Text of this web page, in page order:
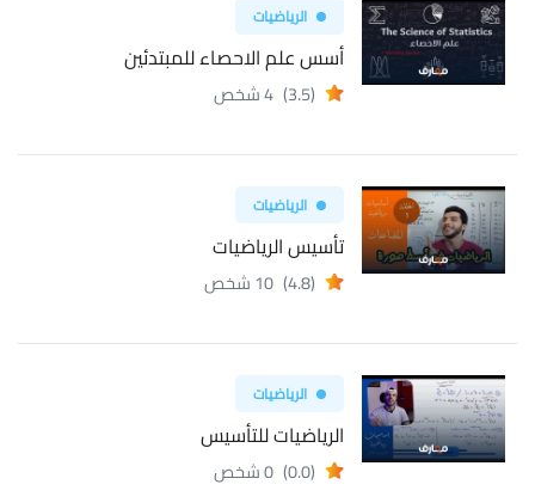
الرياضيات
أسس علم الاحصاء للمبتدئين
(3.5) 4 شخص
الرياضيات
تأسيس الرياضيات
(4.8) 10 شخص
الرياضيات
الرياضيات للتأسيس
(0.0) 0 شخص